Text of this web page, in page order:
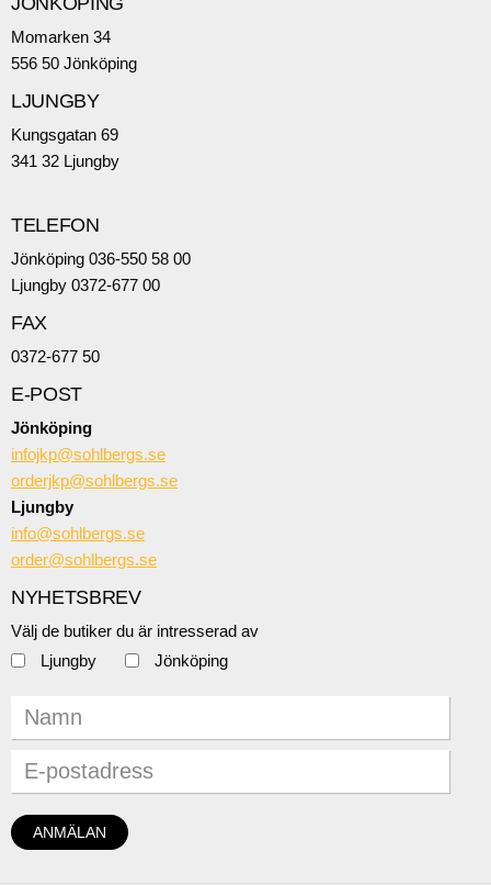
Momarken 34
556 50 Jönköping
LJUNGBY
Kungsgatan 69
341 32 Ljungby
TELEFON
Jönköping 036-550 58 00
Ljungby 0372-677 00
FAX
0372-677 50
E-POST
Jönköping
infojkp@sohlbergs.se
orderjkp@sohlbergs.se
Ljungby
info@sohlbergs.se
order@sohlbergs.se
NYHETSBREV
Välj de butiker du är intresserad av
Ljungby
Jönköping